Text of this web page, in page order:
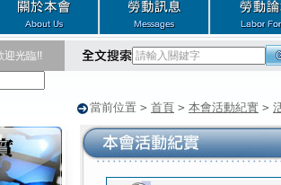
迎光臨!!
當前位置 > 首頁 > 本會活動紀實 >